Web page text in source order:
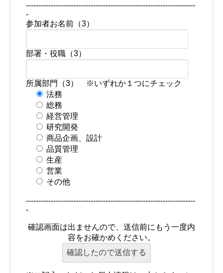
--------------------------------------------------------------------
-
参加者お名前（3）
部署・役職（3）
所属部門（3） ※いずれか１つにチェック
法務
総務
経営管理
研究開発
商品企画、設計
品質管理
生産
営業
その他
--------------------------------------------------------------------
-
確認画面は出ませんので、送信前にもう一度内
容をお確かめください。